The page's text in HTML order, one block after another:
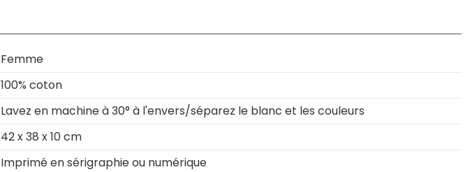
Femme
100% coton
Lavez en machine à 30° à l'envers/séparez le blanc et les couleurs
42 x 38 x 10 cm
Imprimé en sérigraphie ou numérique